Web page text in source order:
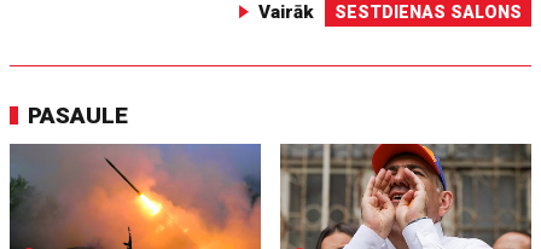
Vairāk SESTDIENAS SALONS
PASAULE